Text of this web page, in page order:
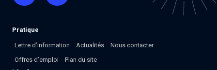
Pratique
Lettre d’information Actualités
Nous contacter
Offres d’emploi
Plan du site